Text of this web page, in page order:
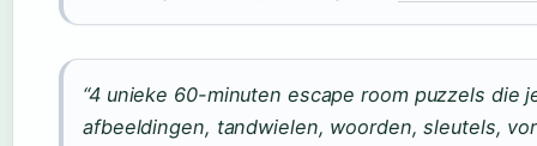
“4 unieke 60-minuten escape room puzzels die
afbeeldingen, tandwielen, woorden, sleutels,